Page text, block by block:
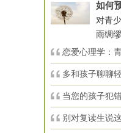
如何
对青
雨绸
恋爱心理学：
多和孩子聊聊
当您的孩子犯错时
别对复读生说这